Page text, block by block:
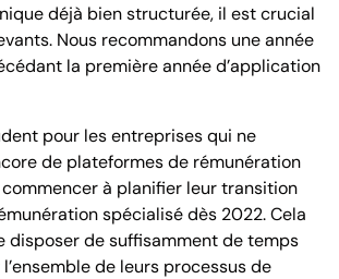
déjà bien structurée, il est crucial
Nous recommandons une année
la première année d’application
pour les entreprises qui ne
de plateformes de rémunération
à planifier leur transition
spécialisé dès 2022. Cela
disposer de suffisamment de temps
de leurs processus de